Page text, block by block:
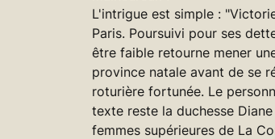
L'intrigue est simple :
Paris. Poursuivi pour ses
être faible retourne mener
province natale avant de se
roturière fortunée. Le
texte reste la duchesse
femmes supérieures de La